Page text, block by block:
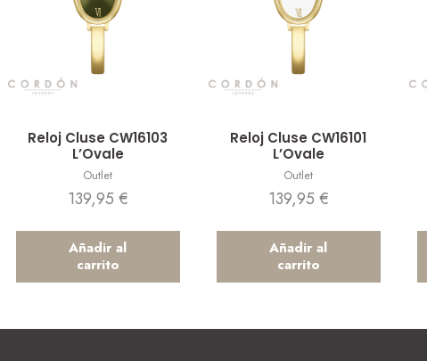
Reloj Cluse CW16103
L’Ovale
Outlet
139,95 €
Añadir al
carrito
Reloj Cluse CW16101
L’Ovale
Outlet
139,95 €
Añadir al
carrito